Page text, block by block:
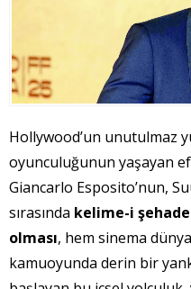
Hollywood’un unutulmaz
oyunculuğunun yaşayan
Giancarlo Esposito’nun,
sırasında kelime-i
olması, hem sinema
kamuoyunda derin bir